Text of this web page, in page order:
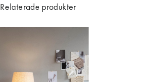
Relaterade produkter